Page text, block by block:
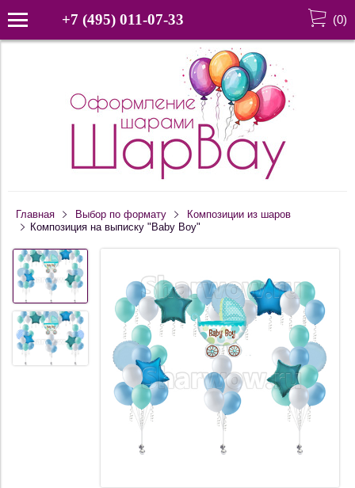
+7 (495) 011-07-33 (0)
Главная Выбор по формату
Композиции из шаров
Композиция на выписку "Baby Boy"